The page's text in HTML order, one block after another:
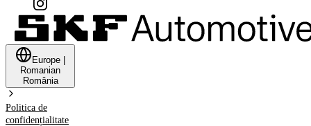
Europe
Romanian
România
Politica de
confidențialitate